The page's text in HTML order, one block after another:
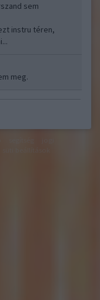
sem
instru téren,
meg.